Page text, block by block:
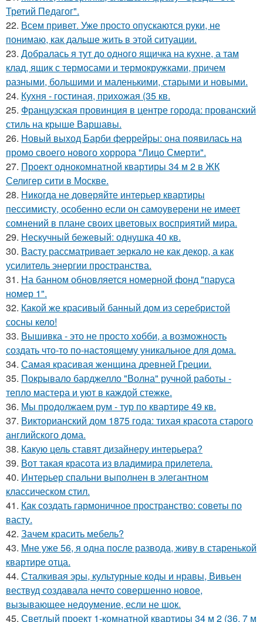
Третий Педагог".
22. Всем привет. Уже просто опускаются руки, не
понимаю, как дальше жить в этой ситуации.
23. Добралась я тут до одного ящичка на кухне, а там
клад, ящик с термосами и термокружками, причем
разными, большими и маленькими, старыми и новыми.
24. Кухня - гостиная, прихожая (35 кв.
25. Французская провинция в центре города: прованский
стиль на крыше Варшавы.
26. Новый выход Барби феррейры: она появилась на
промо своего нового хоррора "Лицо Смерти".
27. Проект однокомнатной квартиры 34 м 2 в ЖК
Селигер сити в Москве.
28. Никогда не доверяйте интерьер квартиры
пессимисту, особенно если он самоуверени не имеет
сомнений в плане своих цветовых восприятий мира.
29. Нескучный бежевый: однушка 40 кв.
30. Васту рассматривает зеркало не как декор, а как
усилитель энергии пространства.
31. На банном обновляется номерной фонд "паруса
номер 1".
32. Какой же красивый банный дом из серебристой
сосны кело!
33. Вышивка - это не просто хобби, а возможность
создать что-то по-настоящему уникальное для дома.
34. Самая красивая женщина древней Греции.
35. Покрывало барджелло "Волна" ручной работы -
тепло мастера и уют в каждой стежке.
36. Мы продолжаем рум - тур по квартире 49 кв.
37. Викторианский дом 1875 года: тихая красота старого
английского дома.
38. Какую цель ставят дизайнеру интерьера?
39. Вот такая красота из владимира прилетела.
40. Интерьер спальни выполнен в элегантном
классическом стил.
41. Как создать гармоничное пространство: советы по
васту.
42. Зачем красить мебель?
43. Мне уже 56, я одна после развода, живу в старенькой
квартире отца.
44. Сталкивая эры, культурные коды и нравы, Вивьен
вествуд создавала нечто совершенно новое,
вызывающее недоумение, если не шок.
45. Светлый проект 1-комнатной квартиры 34 м 2 (36, 7 м